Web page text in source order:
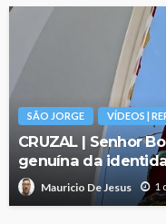
SÃO JORGE VÍDEOS |
CRUZAL | Senhor
genuína da
Mauricio De Jesus 1